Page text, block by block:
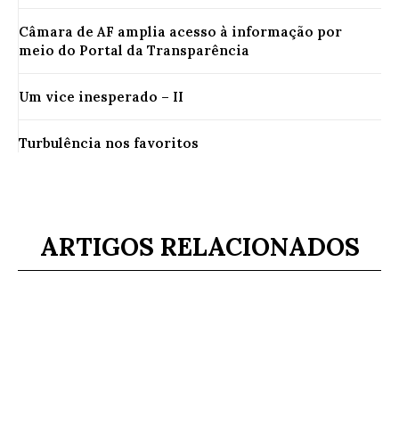
Câmara de AF amplia acesso à informação por
meio do Portal da Transparência
Um vice inesperado – II
Turbulência nos favoritos
ARTIGOS RELACIONADOS